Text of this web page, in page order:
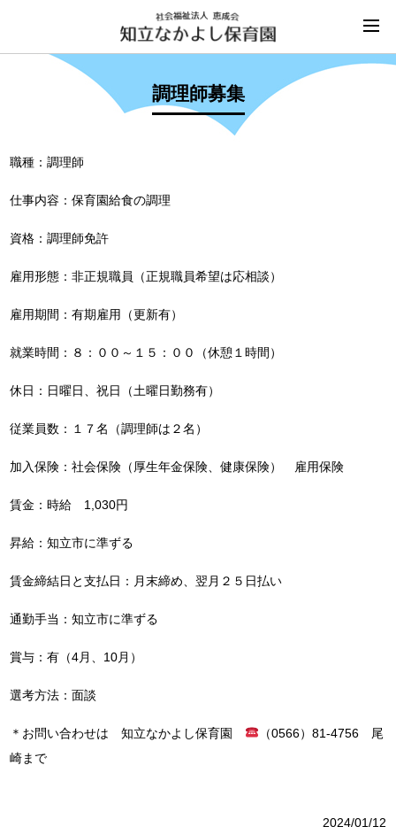
調理師募集
職種：調理師
仕事内容：保育園給食の調理
資格：調理師免許
雇用形態：非正規職員（正規職員希望は応相談）
雇用期間：有期雇用（更新有）
就業時間：８：００～１５：００（休憩１時間）
休日：日曜日、祝日（土曜日勤務有）
従業員数：１７名（調理師は２名）
加入保険：社会保険（厚生年金保険、健康保険） 雇用保険
賃金：時給 1,030円
昇給：知立市に準ずる
賃金締結日と支払日：月末締め、翌月２５日払い
通勤手当：知立市に準ずる
賞与：有（4月、10月）
選考方法：面談
＊お問い合わせは 知立なかよし保育園
（0566）81-4756 尾
崎まで
2024/01/12